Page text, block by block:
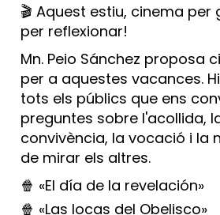
🎬 Aquest estiu, cinema
per reflexionar!
Mn. Peio Sánchez proposa
per a aquestes vacances.
tots els públics que ens
preguntes sobre l'acollida,
convivència, la vocació i la
de mirar els altres.
🍿 «El día de la revelación»
🍿 «Las locas del Obelisco»